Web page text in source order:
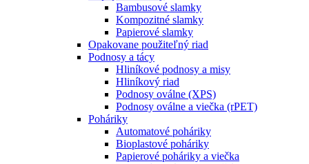
Bambusové slamky
Kompozitné slamky
Papierové slamky
Opakovane použiteľný riad
Podnosy a tácy
Hliníkové podnosy a misy
Hliníkový riad
Podnosy oválne (XPS)
Podnosy oválne a viečka (rPET)
Poháriky
Automatové poháriky
Bioplastové poháriky
Papierové poháriky a viečka